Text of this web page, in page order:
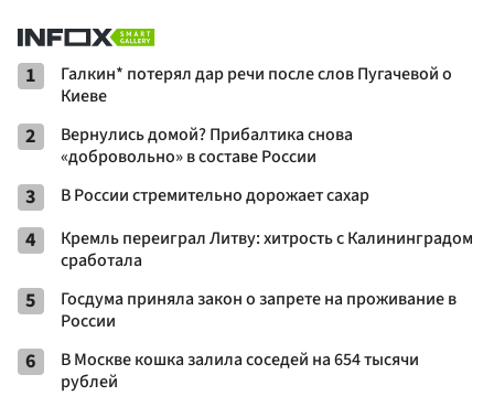
1
Галкин* потерял дар речи после слов Пугачевой о
Киеве
2
Вернулись домой? Прибалтика снова
«добровольно» в составе России
3 В России стремительно дорожает сахар
4
Кремль переиграл Литву: хитрость с Калининградом
сработала
5
Госдума приняла закон о запрете на проживание в
России
6
В Москве кошка залила соседей на 654 тысячи
рублей